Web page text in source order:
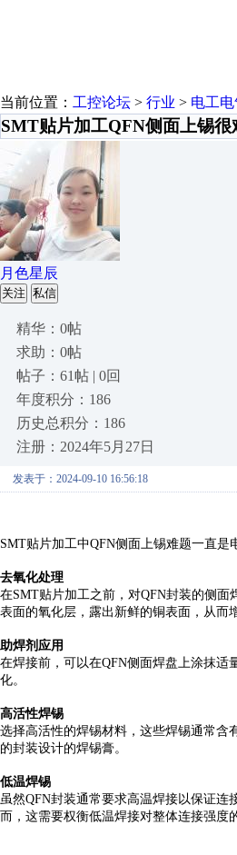
当前位置： 工控论坛 > 行业 > 电工
SMT贴片加工QFN侧面上锡很
月色星辰
关注 私信
精华：0帖
求助：0帖
帖子：61帖 | 0回
年度积分：186
历史总积分：186
注册：2024年5月27日
发表于：2024-09-10 16:56:18
SMT贴片加工中QFN侧面上锡难题一直
去氧化处理
在SMT贴片加工之前，对QFN封装的侧
表面的氧化层，露出新鲜的铜表面，从而
助焊剂应用
在焊接前，可以在QFN侧面焊盘上涂抹适
化。
高活性焊锡
选择高活性的焊锡材料，这些焊锡通常含
的封装设计的焊锡膏。
低温焊锡
虽然QFN封装通常要求高温焊接以保证连
而，这需要权衡低温焊接对整体连接强度